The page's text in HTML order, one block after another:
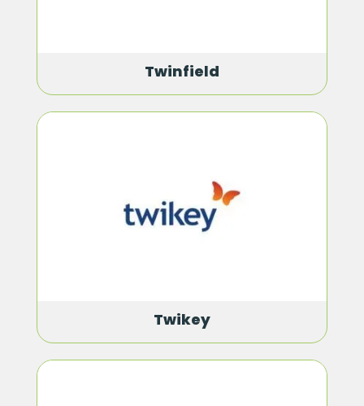
Twinfield
Twikey